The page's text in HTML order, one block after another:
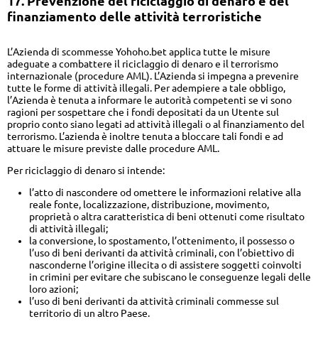
finanziamento delle attività terroristiche
L’Azienda di scommesse Yohoho.bet applica tutte le misure
adeguate a combattere il riciclaggio di denaro e il terrorismo
internazionale (procedure AML). L’Azienda si impegna a prevenire
tutte le forme di attività illegali. Per adempiere a tale obbligo,
l’Azienda è tenuta a informare le autorità competenti se vi sono
ragioni per sospettare che i fondi depositati da un Utente sul
proprio conto siano legati ad attività illegali o al finanziamento del
terrorismo. L’azienda è inoltre tenuta a bloccare tali fondi e ad
attuare le misure previste dalle procedure AML.
Per riciclaggio di denaro si intende:
l’atto di nascondere od omettere le informazioni relative alla
reale fonte, localizzazione, distribuzione, movimento,
proprietà o altra caratteristica di beni ottenuti come risultato
di attività illegali;
la conversione, lo spostamento, l’ottenimento, il possesso o
l’uso di beni derivanti da attività criminali, con l’obiettivo di
nasconderne l’origine illecita o di assistere soggetti coinvolti
in crimini per evitare che subiscano le conseguenze legali delle
loro azioni;
l’uso di beni derivanti da attività criminali commesse sul
territorio di un altro Paese.